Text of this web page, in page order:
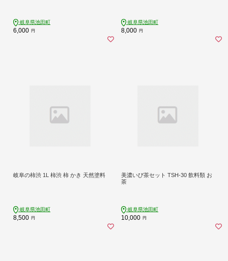
岐阜県池田町
6,000 円
岐阜県池田町
8,000 円
岐阜の柿渋 1L 柿渋 柿 かき 天然塗料
岐阜県池田町
8,500 円
美濃いび茶セット TSH-30 飲料類 お
茶
岐阜県池田町
10,000 円